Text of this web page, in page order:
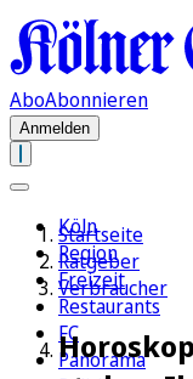
AboAbonnieren
Anmelden
Köln
Region
Freizeit
Restaurants
FC
Panorama
Startseite
Ratgeber
Verbraucher